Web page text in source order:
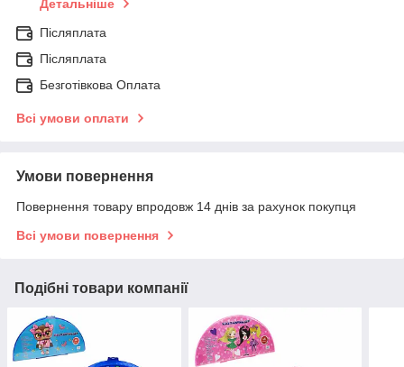
Детальніше
Післяплата
Післяплата
Безготівкова Оплата
Всі умови оплати
Умови повернення
Повернення товару впродовж 14 днів за рахунок покупця
Всі умови повернення
Подібні товари компанії